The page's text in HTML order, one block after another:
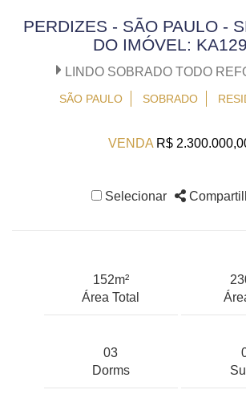
PERDIZES - SÃO PAULO -
DO IMÓVEL:
LINDO SOBRADO TODO
SÃO PAULO SOBRADO
VENDA R$
Selecionar
152m²
Área Total
03
Dorms